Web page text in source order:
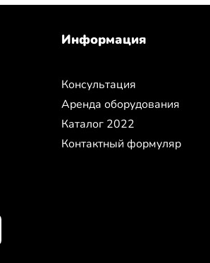
Информация
Консультация
Аренда оборудования
Каталог 2022
Контактный формуляр